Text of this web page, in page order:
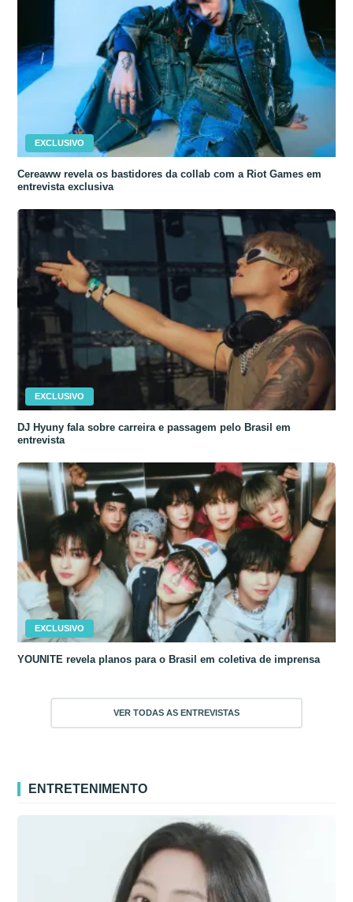
EXCLUSIVO
Cereaww revela os bastidores da collab com a Riot Games em
entrevista exclusiva
EXCLUSIVO
DJ Hyuny fala sobre carreira e passagem pelo Brasil em
entrevista
EXCLUSIVO
YOUNITE revela planos para o Brasil em coletiva de imprensa
VER TODAS AS ENTREVISTAS
ENTRETENIMENTO